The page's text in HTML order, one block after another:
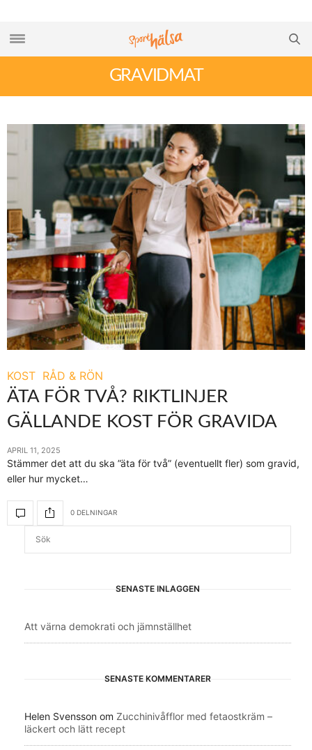
GRAVIDMAT
KOST RÅD & RÖN
ÄTA FÖR TVÅ? RIKTLINJER
GÄLLANDE KOST FÖR GRAVIDA
APRIL 11, 2025
Stämmer det att du ska ”äta för två” (eventuellt fler) som gravid,
eller hur mycket…
0 DELNINGAR
SENASTE INLÄGGEN
Att värna demokrati och jämnställhet
SENASTE KOMMENTARER
Helen Svensson om Zucchinivåfflor med fetaostkräm –
läckert och lätt recept